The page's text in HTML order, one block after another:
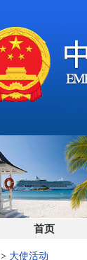
首页
> 大使活动